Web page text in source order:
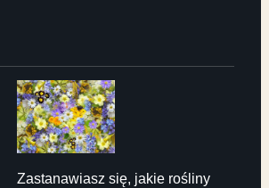
Zastanawiasz się, jakie rośliny